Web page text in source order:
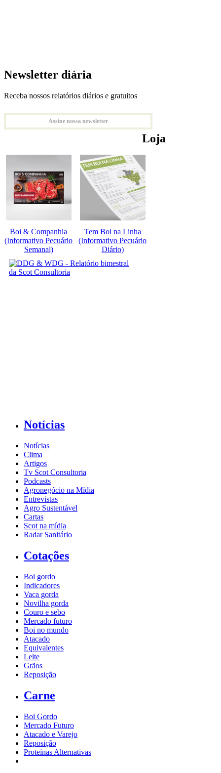
Newsletter diária
Receba nossos relatórios diários e gratuitos
Assine nossa newsletter
Loja
Boi & Companhia
(Informativo Pecuário
Semanal)
Tem Boi na Linha
(Informativo Pecuário
Diário)
Notícias
Notícias
Clima
Artigos
Tv Scot Consultoria
Podcasts
Agronegócio na Mídia
Entrevistas
Agro Sustentável
Cartas
Scot na mídia
Radar Sanitário
Cotações
Boi gordo
Indicadores
Vaca gorda
Novilha gorda
Couro e sebo
Mercado futuro
Boi no mundo
Atacado
Equivalentes
Leite
Grãos
Reposição
Carne
Boi Gordo
Mercado Futuro
Atacado e Varejo
Reposição
Proteínas Alternativas